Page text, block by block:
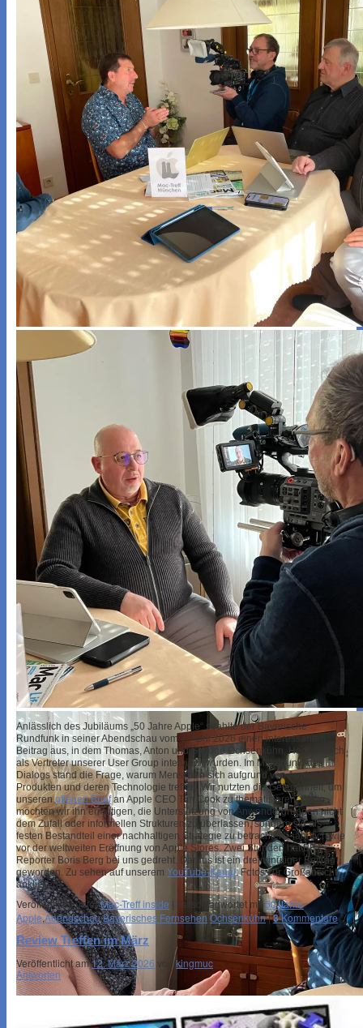
Anlässlich des Jubiläums „50 Jahre Apple“ strahlte der Bayerische
Rundfunk in seiner Abendschau vom 1. April 2026 einen interessanten
Beitrag aus, in dem Thomas, Anton und Simone Ochsenkühn, Hedi und ich
als Vertreter unserer User Group interviewt wurden. Im Mittelpunkt des
Dialogs stand die Frage, warum Menschen sich aufgrund von Apple-
Produkten und deren Technologie treffen. Wir nutzten die Gelegenheit, um
unserenoffenen Briefan Apple CEO Tim Cook zu thematisieren. Darin
möchten wir ihn ermutigen, die Unterstützung von Anwendergruppen nicht
dem Zufall oder informellen Strukturen zu überlassen, sondern sie als
festen Bestandteil einer nachhaltigen Strategie zu betrachten – ähnlich wie
vor der weltweiten Eröffnung von Apple Stores. Zwei Stunden hat BR-
Reporter Boris Berg bei uns gedreht. Daraus ist ein dreiminütiger Beitrag
geworden. Zu sehen auf unserem YouTube-Kanal. Fotos zur Großansicht
anklicken.
Veröffentlicht unterMac-Treff inside | Verschlagwortet mit50 Jahre
Apple,Abendschau,Bayerisches Fernsehen Ochsenkühn|3Kommentare
Review Treffen im März
Veröffentlicht am12. März 2026 vonkingmuc
Antworten